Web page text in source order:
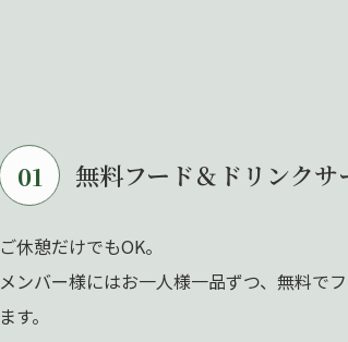
01 無料フード＆ドリンクサ
ご休憩だけでもOK。
メンバー様にはお一人様一品ずつ、無料で
ます。